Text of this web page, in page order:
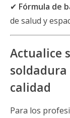
✔ Fórmula de
de salud y
Actualice
calidad
Para los